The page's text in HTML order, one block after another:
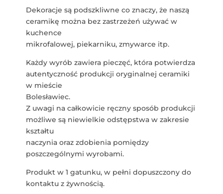
Dekoracje są podszkliwne co znaczy, że naszą
ceramikę można bez zastrzeżeń używać w
kuchence
mikrofalowej, piekarniku, zmywarce itp.
Każdy wyrób zawiera pieczęć, która potwierdza
autentyczność produkcji oryginalnej ceramiki
w mieście
Bolesławiec.
Z uwagi na całkowicie ręczny sposób produkcji
możliwe są niewielkie odstępstwa w zakresie
kształtu
naczynia oraz zdobienia pomiędzy
poszczególnymi wyrobami.
Produkt w 1 gatunku, w pełni dopuszczony do
kontaktu z żywnością.